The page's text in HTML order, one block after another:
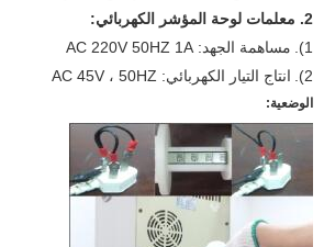
2. معلمات لوحة المؤشر الكهربائي:
1).
مساهمة الجهد: AC 220V 50HZ 1A
2).
انتاج التيار الكهربائي: AC 45V ، 50HZ
الوضعية: